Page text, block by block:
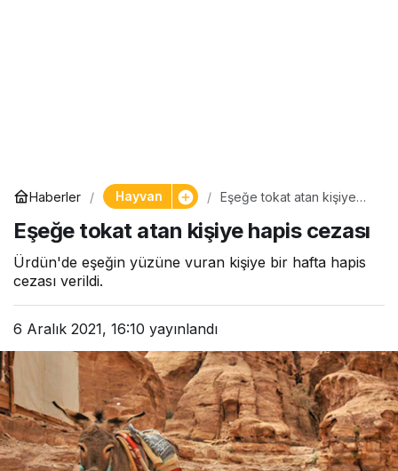
Haberler Hayvan
Eşeğe tokat atan kişiye
Eşeğe tokat atan kişiye hapis cezası
Ürdün'de eşeğin yüzüne vuran kişiye bir hafta hapis
cezası verildi.
6 Aralık 2021, 16:10 yayınlandı